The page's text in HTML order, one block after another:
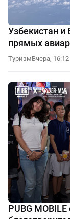
Узбекистан и
прямых
ТуризмВчера, 16:12
PUBG